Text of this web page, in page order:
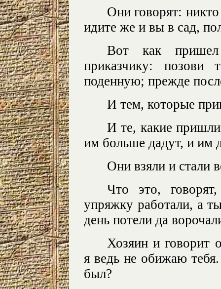
Они говорят:
идите же и вы в сад,
Вот как
приказчику:
поденную; прежде
И тем, которые
И те, какие
им больше дадут, и им
Они взяли и стали
Что это,
упряжку работали, а
день потели да
Хозяин и говорит
я ведь не обижаю
был?